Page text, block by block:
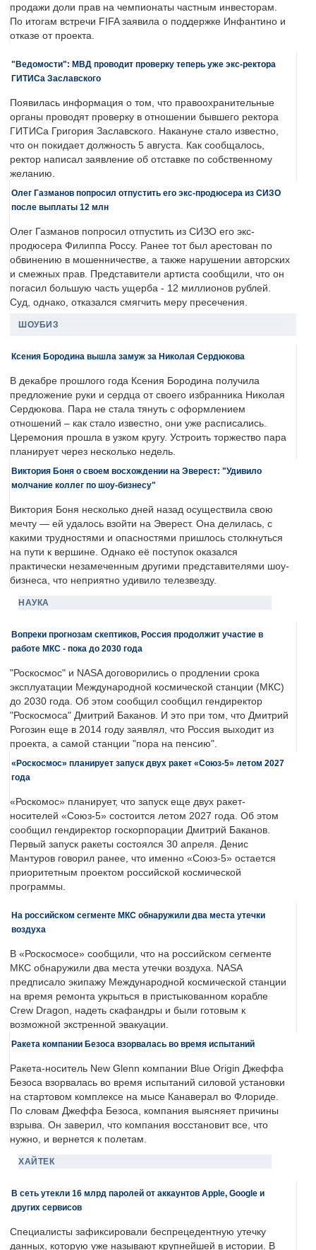
продажи доли прав на чемпионаты частным инвесторам.
По итогам встречи FIFA заявила о поддержке Инфантино и
отказе от проекта.
"Ведомости": МВД проводит проверку теперь уже экс-ректора
ГИТИСа Заславского
Появилась информация о том, что правоохранительные
органы проводят проверку в отношении бывшего ректора
ГИТИСа Григория Заславского. Накануне стало известно,
что он покидает должность 5 августа. Как сообщалось,
ректор написал заявление об отставке по собственному
желанию.
Олег Газманов попросил отпустить его экс-продюсера из СИЗО
после выплаты 12 млн
Олег Газманов попросил отпустить из СИЗО его экс-
продюсера Филиппа Россу. Ранее тот был арестован по
обвинению в мошенничестве, а также нарушении авторских
и смежных прав. Представители артиста сообщили, что он
погасил большую часть ущерба - 12 миллионов рублей.
Суд, однако, отказался смягчить меру пресечения.
ШОУБИЗ
Ксения Бородина вышла замуж за Николая Сердюкова
В декабре прошлого года Ксения Бородина получила
предложение руки и сердца от своего избранника Николая
Сердюкова. Пара не стала тянуть с оформлением
отношений – как стало известно, они уже расписались.
Церемония прошла в узком кругу. Устроить торжество пара
планирует через несколько недель.
Виктория Боня о своем восхождении на Эверест: "Удивило
молчание коллег по шоу-бизнесу"
Виктория Боня несколько дней назад осуществила свою
мечту — ей удалось взойти на Эверест. Она делилась, с
какими трудностями и опасностями пришлось столкнуться
на пути к вершине. Однако её поступок оказался
практически незамеченным другими представителями шоу-
бизнеса, что неприятно удивило телезвезду.
НАУКА
Вопреки прогнозам скептиков, Россия продолжит участие в
работе МКС - пока до 2030 года
"Роскосмос" и NASA договорились о продлении срока
эксплуатации Международной космической станции (МКС)
до 2030 года. Об этом сообщил сообщил гендиректор
"Роскосмоса" Дмитрий Баканов. И это при том, что Дмитрий
Рогозин еще в 2014 году заявлял, что Россия выходит из
проекта, а самой станции "пора на пенсию".
«Роскосмос» планирует запуск двух ракет «Союз-5» летом 2027
года
«Роскомос» планирует, что запуск еще двух ракет-
носителей «Союз-5» состоится летом 2027 года. Об этом
сообщил гендиректор госкорпорации Дмитрий Баканов.
Первый запуск ракеты состоялся 30 апреля. Денис
Мантуров говорил ранее, что именно «Союз-5» остается
приоритетным проектом российской космической
программы.
На российском сегменте МКС обнаружили два места утечки
воздуха
В «Роскосмосе» сообщили, что на российском сегменте
МКС обнаружили два места утечки воздуха. NASA
предписало экипажу Международной космической станции
на время ремонта укрыться в пристыкованном корабле
Crew Dragon, надеть скафандры и были готовым к
возможной экстренной эвакуации.
Ракета компании Безоса взорвалась во время испытаний
Ракета-носитель New Glenn компании Blue Origin Джеффа
Безоса взорвалась во время испытаний силовой установки
на стартовом комплексе на мысе Канаверал во Флориде.
По словам Джеффа Безоса, компания выясняет причины
взрыва. Он заверил, что компания восстановит все, что
нужно, и вернется к полетам.
ХАЙТЕК
В сеть утекли 16 млрд паролей от аккаунтов Apple, Google и
других сервисов
Специалисты зафиксировали беспрецедентную утечку
данных, которую уже называют крупнейшей в истории. В